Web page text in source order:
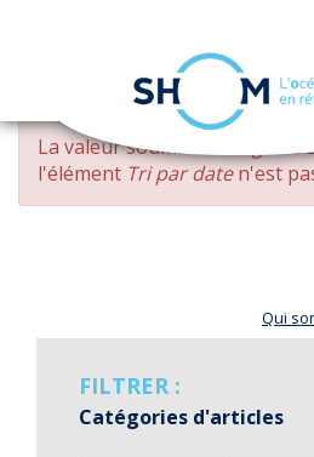
Aller
contenu
principal
MESSAGE
D'ERREUR
La valeur soumise changed
l'élément Tri par daten'est
Qui
FILTRER :
Catégories d'articles